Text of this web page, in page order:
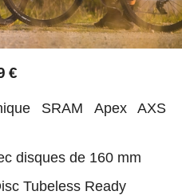
€
SRAM Apex AXS
disques de 160 mm
Tubeless Ready